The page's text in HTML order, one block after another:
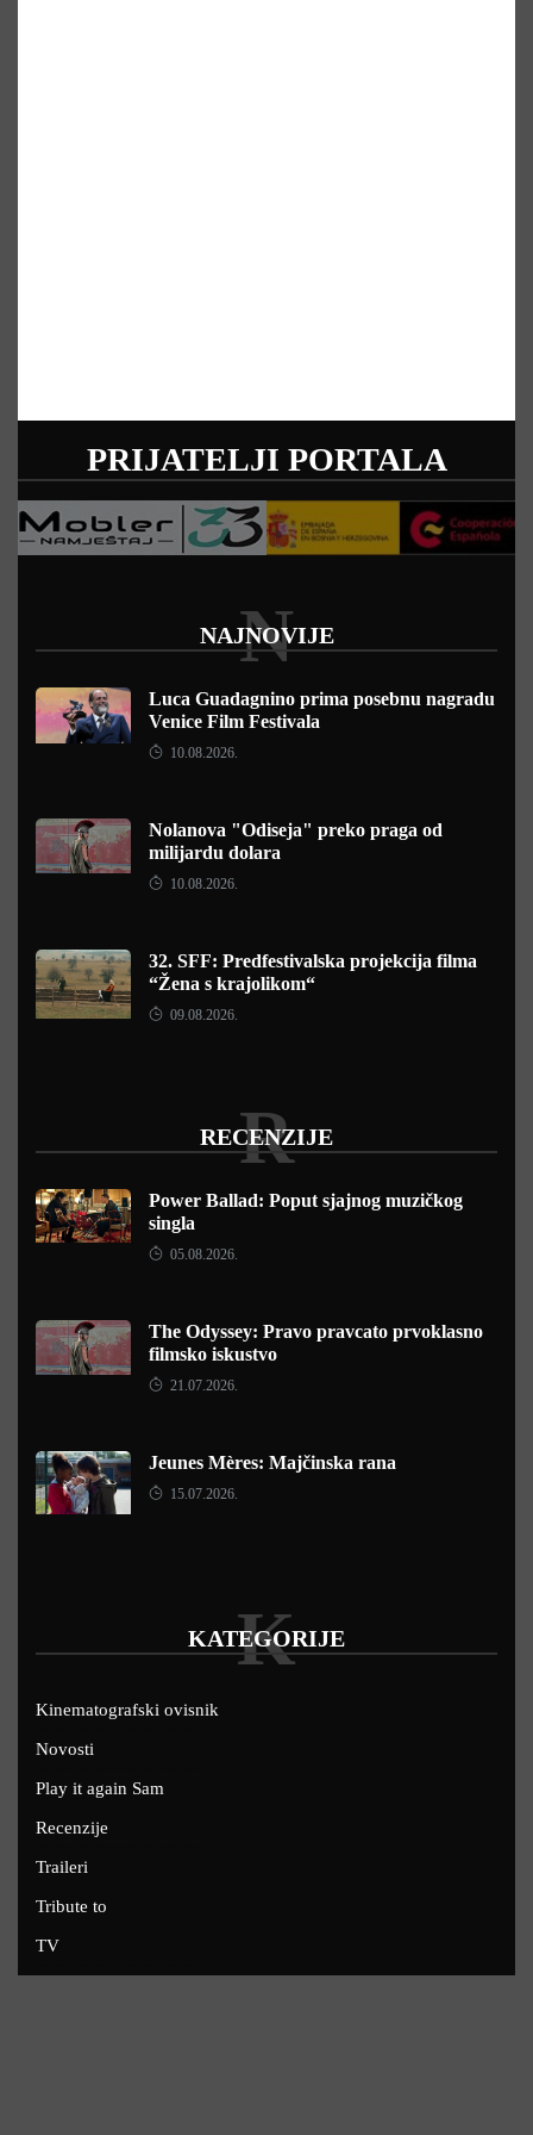
PRIJATELJI PORTALA
NAJNOVIJE
N
Luca Guadagnino prima posebnu nagradu
Venice Film Festivala
10.08.2026.
Nolanova "Odiseja" preko praga od
milijardu dolara
10.08.2026.
32. SFF: Predfestivalska projekcija filma
“Žena s krajolikom“
09.08.2026.
RECENZIJE
R
Power Ballad: Poput sjajnog muzičkog
singla
05.08.2026.
The Odyssey: Pravo pravcato prvoklasno
filmsko iskustvo
21.07.2026.
Jeunes Mères: Majčinska rana
15.07.2026.
KATEGORIJE
K
Kinematografski ovisnik
Novosti
Play it again Sam
Recenzije
Traileri
Tribute to
TV